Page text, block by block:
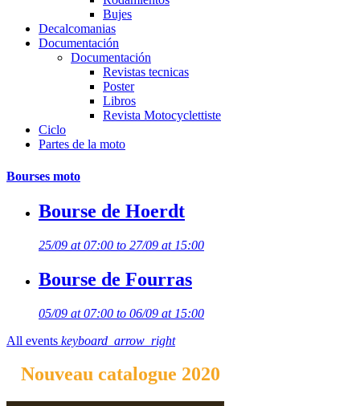
Bujes
Decalcomanias
Documentación
Documentación
Revistas tecnicas
Poster
Libros
Revista Motocyclettiste
Ciclo
Partes de la moto
Bourses moto
Bourse de Hoerdt
25/09 at 07:00 to 27/09 at 15:00
Bourse de Fourras
05/09 at 07:00 to 06/09 at 15:00
All events keyboard_arrow_right
Nouveau catalogue 2020